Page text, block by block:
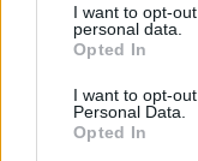
not limited to your
grant or deny
use your data for
consent section.
I want to opt-
personal data.
Opted In
I want to opt-
Personal Data.
Opted In
Most
Budapest